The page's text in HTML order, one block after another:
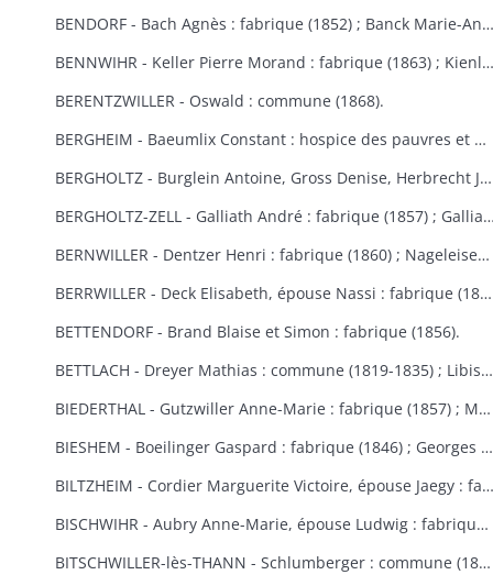
BENDORF - Bach Agnès : fabrique (1852) ; Banck Marie-Anne : commune (1860).
BENNWIHR - Keller Pierre Morand : fabrique (1863) ; Kienlen François Joseph : fabrique (1864) ; Simon Jean André : fabrique (1864).
BERENTZWILLER - Oswald : commune (1868).
BERGHEIM - Baeumlix Constant : hospice des pauvres et bureau de bienfaisance (1868) ; Blumberger Catherine, épouse Spiehlmann : hospice (1854) ; Bisch Catherine, Burruth Ursule : fabrique (1826) ; Dreyfus Salomon : pauvres israélites (1867) ; Einholtz Clément et Antoine : hospice (1833) ; Fleury Marie-Anne, épouse Schmitt : fabrique (1847) ; Frantz Louis : fabrique (1830) ; Fuchs Marie-Louise : fabrique (1809-1813) ; Gerber Georges : bureau de bienfaisance et fabrique (1869-1870) ; Graber Hélène : fabrique et bureau de bienfaisance (1831) ; Graber Jacobé, épouse Maderer : fabrique (1830) ; Herb Joseph : fabrique et hospice (1813-1826) ; Kauffeisen : pauvres (1828) ; Leiehel Martin : bureau de bienfaisance (1869) ; Rumpler Clément : hospice (1841) ; Schmitt Joseph : hospice (1852) ; Schuler Catherine : fabrique (1868) ; Spihlmann Barbe : fabrique (1859) ; Thomas Madeleine : fabrique et pauvres (1841) ; Troestler Joseph : fabrique (1865) ; Umbdenstock Maximin : fabrique (1850) ; Untz Madeleine : fabrique (1869) ; Windoltz Thérèse : fabrique (1847) : Zimmermann Anne-Marie : hospice (1833).
BERGHOLTZ - Burglein Antoine, Gross Denise, Herbrecht Joseph, Peter Joseph, Tresch Maurice, Zissler Xavier : commune (1844) ; Kuntz Charles : fabrique (1867) ; Ruck Michel, Schill Marie-Anne : fabrique (1866).
BERGHOLTZ-ZELL - Galliath André : fabrique (1857) ; Galliath Joseph : fabrique (1830) ; Koch Joseph : fabrique (1832) ; Meyer Madeleine : fabrique (1868) ; Reck Nicolas : commune (1861) ; Riegert Françoise, épouse Striess : fabrique (1856) ; Steyer Joseph : fabrique (1859) ; Strich Sébastien : fabrique (1839).
BERNWILLER - Dentzer Henri : fabrique (1860) ; Nageleisen Michel : fabrique (1857).
BERRWILLER - Deck Elisabeth, épouse Nassi : fabrique (1838) ; Freyburger Brigitte, épouse Neff : fabrique (1836) ; Koehl Brigitte, épouse Wintenberger : fabrique (1841) ; Nass Marie-Anne, épouse Muller : fabrique (1825) ; Schmitt Jean : fabrique (1838) ; Stocker Thibaud : fabrique (1855) ; Weinmann Thiébaut : fabriques de Berrwiller et Riedisheim (1850) ; Woehl Blaise : fabrique (1825) ; Wolffelsberger Anne-Marie et Anastase : fabrique (1840-1842) .
BETTENDORF - Brand Blaise et Simon : fabrique (1856).
BETTLACH - Dreyer Mathias : commune (1819-1835) ; Libis Anne-Marie : fabrique (1854) ; Springenfeld Jacques : commune (1819).
BIEDERTHAL - Gutzwiller Anne-Marie : fabrique (1857) ; Martin Jacques : fabrique et école (1848).
BIESHEM - Boeilinger Gaspard : fabrique (1846) ; Georges Agathe : fabrique (1852) ; Kuettler Marie-Anne, épouse Studer : fabrique (1828) ; Meglin Isidore : fabrique (1847) ; Schmitt Marie-Anne, épouse Gamp : fabrique (1841).
BILTZHEIM - Cordier Marguerite Victoire, épouse Jaegy : fabrique (1851).
BISCHWIHR - Aubry Anne-Marie, épouse Ludwig : fabrique (1854-1858) ; Broly Joseph : fabrique (1848) ; Frich Marie-Madeleine : fabrique (1852) ; Jourdain Marie-Claire, épouse Helmlinger : fabrique (1857-1860) ; Steib Mathias : commune (1852).
BITSCHWILLER-lès-THANN - Schlumberger : commune (1867).